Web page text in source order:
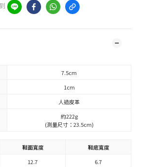
7.5cm
1cm
人造皮革
約222g
(測量尺寸：23.5cm)
鞋面寬度
鞋底寬度
12.7
6.7